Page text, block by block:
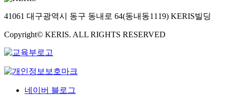
41061 대구광역시 동구 동내로 64(동내동1119) KERIS빌딩
Copyright© KERIS. ALL RIGHTS RESERVED
네이버 블로그